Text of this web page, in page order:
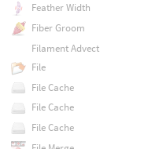
Feather Width
Fiber Groom
Filament Advect
File
File Cache
File Cache
File Cache